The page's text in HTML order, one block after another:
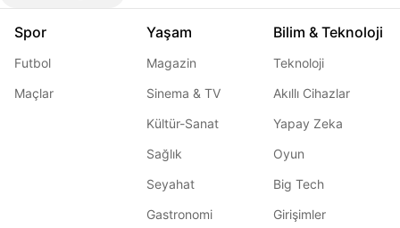
Spor
Futbol
Maçlar
Yaşam
Magazin
Sinema & TV
Kültür-Sanat
Sağlık
Seyahat
Gastronomi
Bilim & Teknoloji
Teknoloji
Akıllı Cihazlar
Yapay Zeka
Oyun
Big Tech
Girişimler